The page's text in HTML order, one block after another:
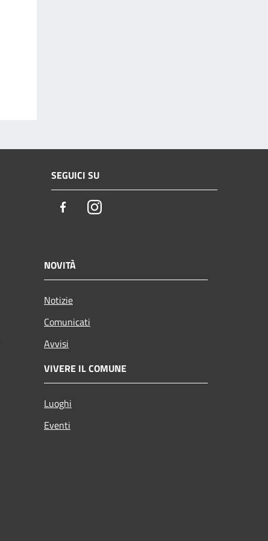
SEGUICI SU
FacebookInstagram
NOVITÀ
Notizie
Comunicati
Avvisi
VIVERE IL COMUNE
Luoghi
Eventi